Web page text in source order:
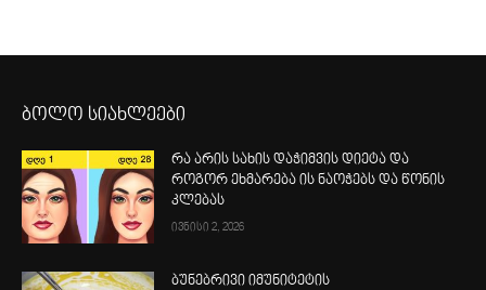
ბოლო სიახლეები
რა არის სახის დაჭიმვის დიეტა და
როგორ ეხმარება ის ნაოჭებს და წონის
კლებას
ივნისი 2, 2026
ბუნებრივი იმუნიტეტის